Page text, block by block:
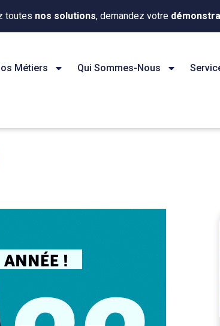
toutes nos solutions, demandez votre
Métiers Qui Sommes-Nous